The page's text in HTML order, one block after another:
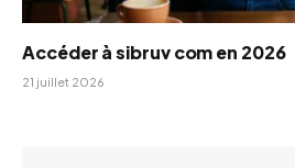
Accéder à sibruv com en 2026
21 juillet 2026